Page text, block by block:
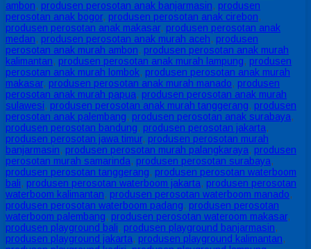
ambon, produsen perosotan anak banjarmasin, produsen
perosotan anak bogor, produsen perosotan anak cirebon,
produsen perosotan anak makasar, produsen perosotan anak
medan, produsen perosotan anak murah aceh, produsen
perosotan anak murah ambon, produsen perosotan anak murah
kalimantan, produsen perosotan anak murah lampung, produsen
perosotan anak murah lombok, produsen perosotan anak murah
makasar, produsen perosotan anak murah manado, produsen
perosotan anak murah papua, produsen perosotan anak murah
sulawesi, produsen perosotan anak murah tanggerang, produsen
perosotan anak palembang, produsen perosotan anak surabaya,
produsen perosotan bandung, produsen perosotan jakarta,
produsen perosotan jawa timur, produsen perosotan murah
banjarmasin, produsen perosotan murah palangkaraya, produsen
perosotan murah samarinda, produsen perosotan surabaya,
produsen perosotan tanggerang, produsen perosotan waterboom
bali, produsen perosotan waterboom jakarta, produsen perosotan
waterboom kalimantan, produsen perosotan waterboom manado,
produsen perosotan waterboom padang, produsen perosotan
waterboom palembang, produsen perosotan wateroom makasar,
produsen playground bali, produsen playground banjarmasin,
produsen playground jakarta, produsen playground kalimantan,